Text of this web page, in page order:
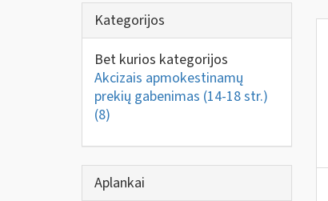
Kategorijos
Bet kurios kategorijos
Akcizais apmokestinamų
prekių gabenimas (14-18 str.)
(8)
Aplankai